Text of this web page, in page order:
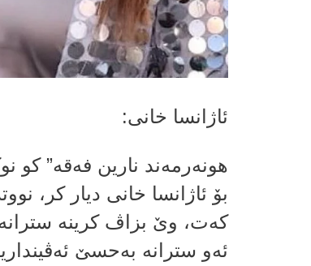
ئاژانسا خانی:
هونەرمەند نارین فەقە” كو
بۆ ئاژانسا خانی دیار كر،
كه‌ت، وێ بزاڤ كرینه‌
ئه‌و سترانه‌ به‌حسێ